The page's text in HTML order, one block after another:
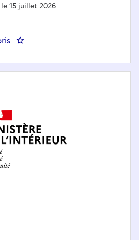
15 juillet 2026
: Policier municipal (h/f) - Mairie